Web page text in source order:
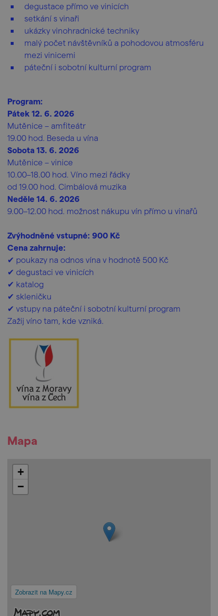
degustace přímo ve vinicích
setkání s vinaři
ukázky vinohradnické techniky
malý počet návštěvníků a pohodovou atmosféru
mezi vinicemi
páteční i sobotní kulturní program
Program:
Pátek 12. 6. 2026
Mutěnice – amfiteátr
19.00 hod. Beseda u vína
Sobota 13. 6. 2026
Mutěnice – vinice
10.00–18.00 hod. Víno mezi řádky
od 19.00 hod. Cimbálová muzika
Neděle 14. 6. 2026
9.00–12.00 hod. možnost nákupu vín přímo u vinařů
Zvýhodněné vstupné: 900 Kč
Cena zahrnuje:
✔ poukazy na odnos vína v hodnotě 500 Kč
✔ degustaci ve vinicích
✔ katalog
✔ skleničku
✔ vstupy na páteční i sobotní kulturní program
Zažij víno tam, kde vzniká.
Mapa
Zobrazit na Mapy.cz
+
−